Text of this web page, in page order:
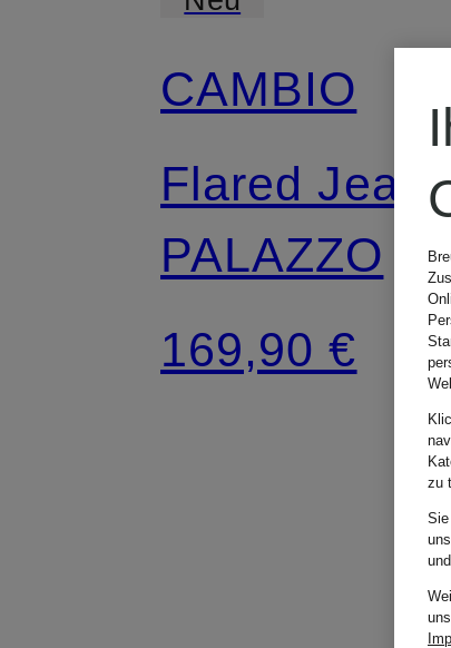
CAMBIO
Flared
PALAZZO
169,90 €
zu